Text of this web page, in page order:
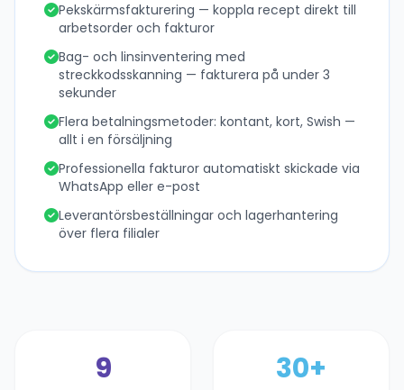
Pekskärmsfakturering — koppla recept direkt till
arbetsorder och fakturor
Bag- och linsinventering med
streckkodsskanning — fakturera på under 3
sekunder
Flera betalningsmetoder: kontant, kort, Swish —
allt i en försäljning
Professionella fakturor automatiskt skickade via
WhatsApp eller e-post
Leverantörsbeställningar och lagerhantering
över flera filialer
9 30+